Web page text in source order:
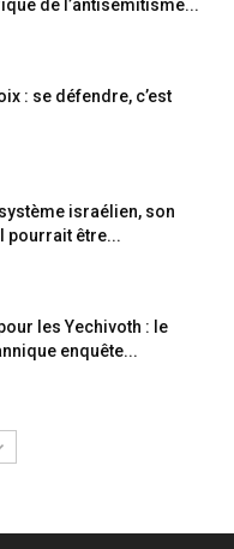
de l’antisémitisme...
: se défendre, c’est
israélien, son
pourrait être...
les Yechivoth : le
enquête...